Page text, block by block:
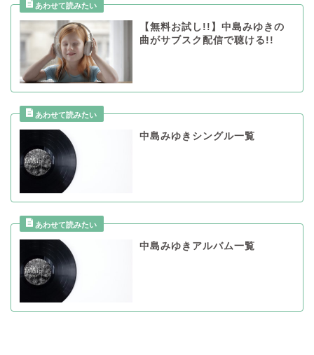
【無料お試し!!】中島みゆきの
曲がサブスク配信で聴ける!!
中島みゆきシングル一覧
中島みゆきアルバム一覧